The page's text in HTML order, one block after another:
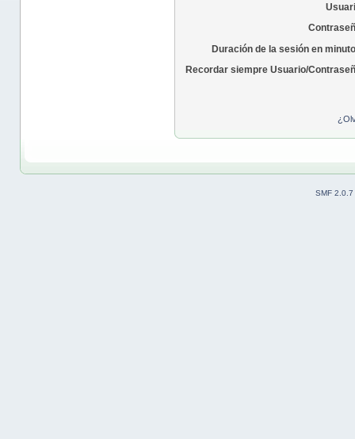
Duración de la sesión en
Recordar siempre Usuario/
SMF 2.0.7